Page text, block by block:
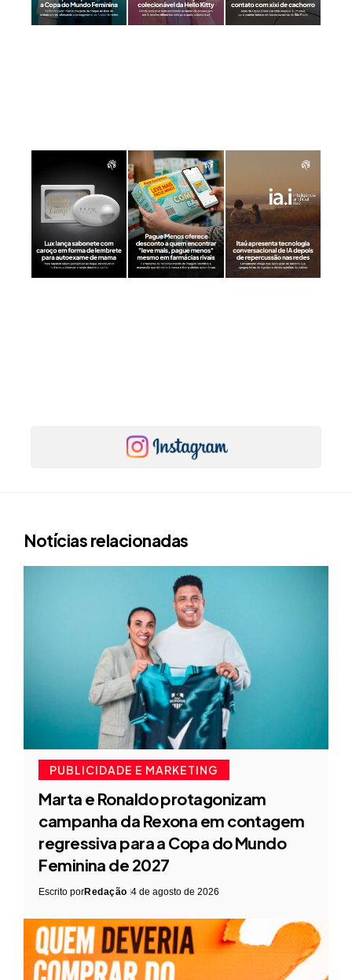
Notícias relacionadas
PUBLICIDADE E MARKETING
Marta e Ronaldo protagonizam
campanha da Rexona em contagem
regressiva para a Copa do Mundo
Feminina de 2027
Escrito porRedação 4 de agosto de 2026